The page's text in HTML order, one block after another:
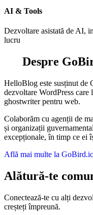
AI & Tools
Dezvoltare asistată de AI,
lucru
Despre
HelloBlog este susținut de
dezvoltare WordPress care
ghostwriter pentru web.
Colaborăm cu agenții de
și organizații
excepționale, în timp ce ei
Află mai multe la
Alătură-te
Conectează-te cu alți
creșteți împreună.